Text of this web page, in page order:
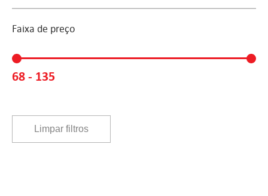
Faixa de preço
Faixa de preço
68 - 135
Limpar filtros